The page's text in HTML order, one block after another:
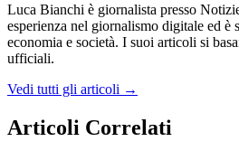
Luca Bianchi è giornalista presso
esperienza nel giornalismo digitale ed è
economia e società. I suoi articoli si
ufficiali.
Vedi tutti gli articoli →
Articoli Correlati